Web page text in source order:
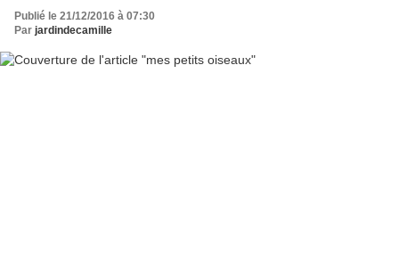
Publié le 21/12/2016 à 07:30
Par jardindecamille